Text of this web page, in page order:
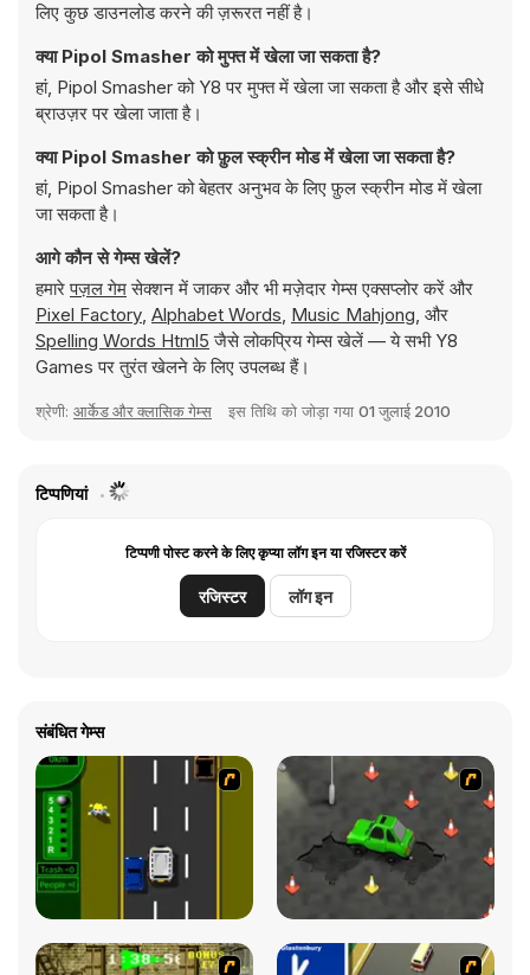
लिए कुछ डाउनलोड करने की ज़रूरत नहीं है।
क्या Pipol Smasher को मुफ्त में खेला जा सकता है?
हां, Pipol Smasher को Y8 पर मुफ्त में खेला जा सकता है और इसे सीधे
ब्राउज़र पर खेला जाता है।
क्या Pipol Smasher को फ़ुल स्क्रीन मोड में खेला जा सकता है?
हां, Pipol Smasher को बेहतर अनुभव के लिए फ़ुल स्क्रीन मोड में खेला
जा सकता है।
आगे कौन से गेम्स खेलें?
हमारेपज़ल गेमसेक्शन में जाकर और भी मज़ेदार गेम्स एक्सप्लोर करें और
Pixel Factory, Alphabet Words, Music Mahjong, और
Spelling Words Html5 जैसे लोकप्रिय गेम्स खेलें — ये सभी Y8
Games पर तुरंत खेलने के लिए उपलब्ध हैं।
श्रेणी: आर्केड और क्लासिक गेम्स इस तिथि को जोड़ा गया 01 जुलाई 2010
टिप्पणियां
टिप्पणी पोस्ट करने के लिए कृप्या लॉग इन या रजिस्टर करें
रजिस्टर लॉग इन
संबंधित गेम्स